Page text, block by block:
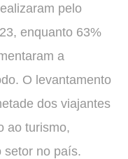
pelo
enquanto 63%
a
O levantamento
dos viajantes
ao turismo,
setor no país.